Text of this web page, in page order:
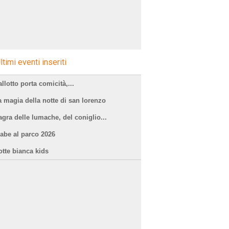
eventi inseriti
porta comicità,...
magia della notte di san lorenzo
delle lumache, del coniglio...
al parco 2026
bianca kids